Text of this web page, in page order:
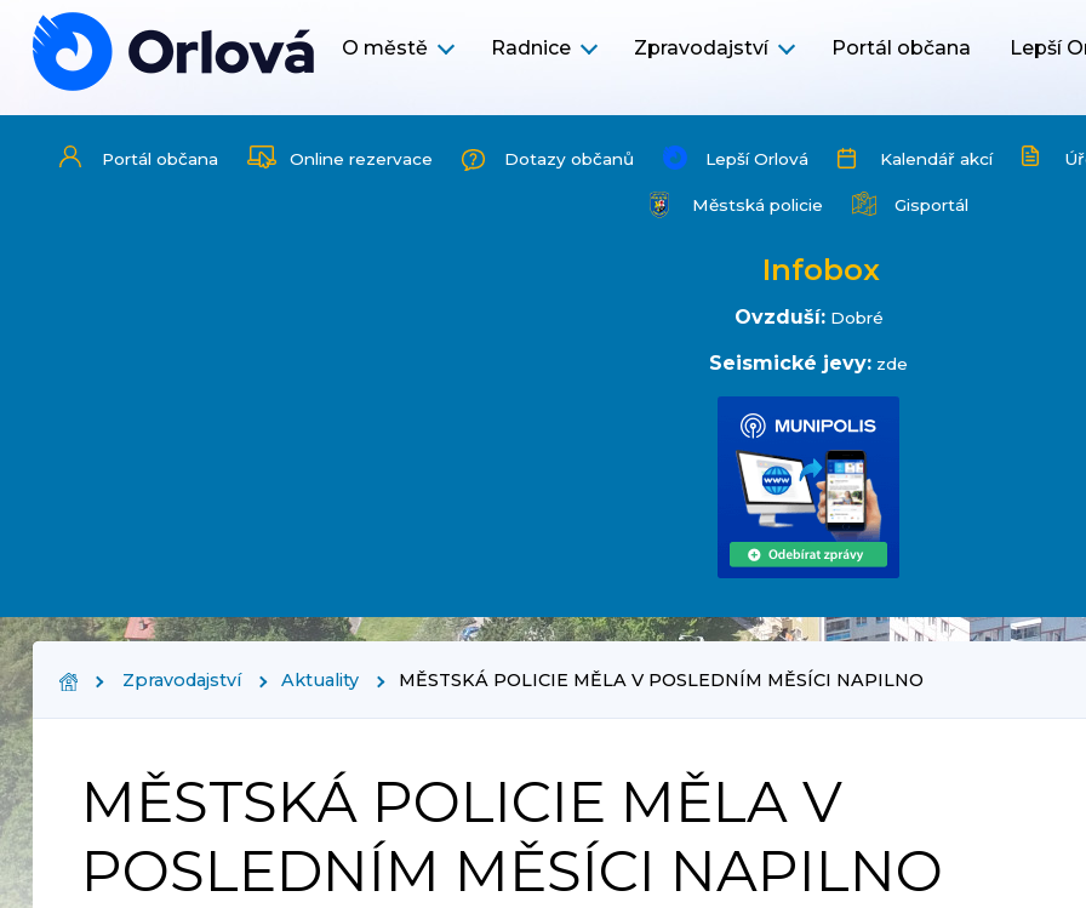
O městě Radnice Zpravodajství Portál občana Lepší
Portál občana Online rezervace Dotazy občanů Lepší Orlová Kalendář akcí
Městská policie Gisportál
Infobox
Ovzduší: Dobré
Seismické jevy: zde
Zpravodajství Aktuality MĚSTSKÁ POLICIE MĚLA V POSLEDNÍM MĚSÍCI NAPILNO
MĚSTSKÁ POLICIE MĚLA V
POSLEDNÍM MĚSÍCI NAPILNO